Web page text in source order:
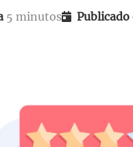
5 minutos Publicado